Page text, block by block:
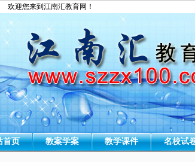
欢迎您来到江南汇教育网！
首页 教案学案 教学课件 名校试